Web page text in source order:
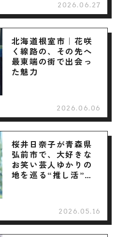
2026.06.27
北海道根室市｜花咲
く線路の、その先へ
最東端の街で出会っ
た魅力
2026.06.06
桜井日奈子が青森県
弘前市で、大好きな
お笑い芸人ゆかりの
地を巡る“推し活”旅
2026.05.16